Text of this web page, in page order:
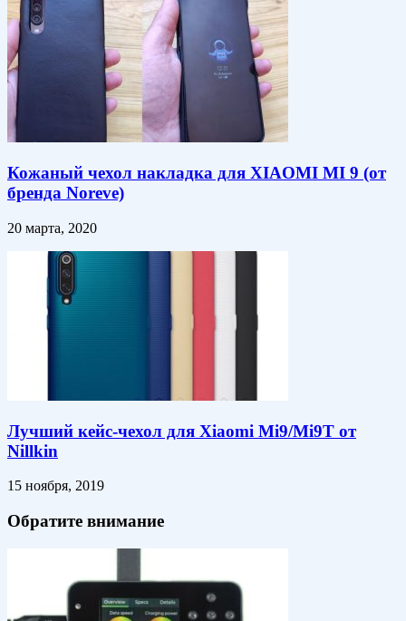
Кожаный чехол накладка для XIAOMI MI 9 (от
бренда Noreve)
20 марта, 2020
Лучший кейс-чехол для Xiaomi Mi9/Mi9T от
Nillkin
15 ноября, 2019
Обратите внимание